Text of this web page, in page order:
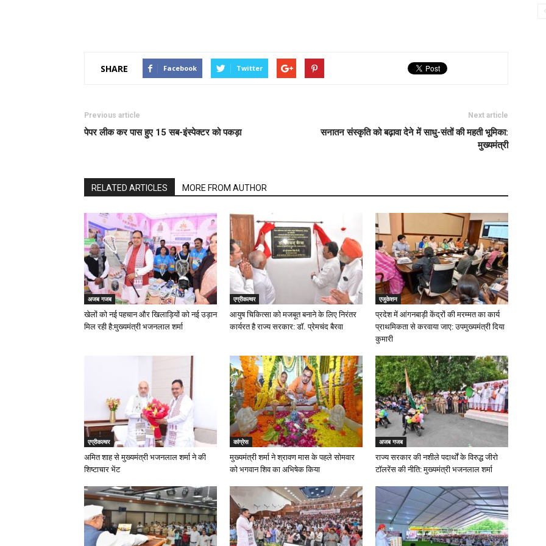
SHARE Facebook Twitter
Previous article
पेपर लीक कर पास हुए 15 सब-इंस्पेक्टर को पकड़ा
Next article
सनातन संस्कृति को बढ़ावा देने में साधु-संतों की महती भूमिका:
मुख्यमंत्री
RELATED ARTICLES MORE FROM AUTHOR
अजब गजब
खेलों को नई पहचान और खिलाड़ियों को नई उड़ान
मिल रही है:मुख्यमंत्री भजनलाल शर्मा
एग्रीकल्चर
आयुष चिकित्सा को मजबूत बनाने के लिए निरंतर
कार्यरत है राज्य सरकार: डॉ. प्रेमचंद बैरवा
एजुकेशन
प्रदेश में आंगनबाड़ी केंद्रों की मरम्मत का कार्य
प्राथमिकता से करवाया जाए: उपमुख्यमंत्री दिया
कुमारी
एग्रीकल्चर
अमित शाह से मुख्यमंत्री भजनलाल शर्मा ने की
शिष्टाचार भेंट
कांग्रेस
मुख्यमंत्री शर्मा ने श्रावण मास के पहले सोमवार
को भगवान शिव का अभिषेक किया
अजब गजब
राज्य सरकार की नशीले पदार्थों के विरुद्ध जीरो
टॉलरेंस की नीति: मुख्यमंत्री भजनलाल शर्मा